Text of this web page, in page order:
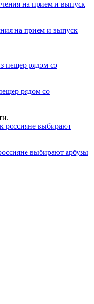
на прием и выпуск
рядом со
выбирают арбузы